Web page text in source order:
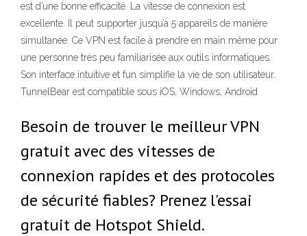
est d’une bonne efficacité. La vitesse de connexion est
excellente. Il peut supporter jusqu’à 5 appareils de manière
simultanée. Ce VPN est facile à prendre en main même pour
une personne très peu familiarisée aux outils informatiques.
Son interface intuitive et fun simplifie la vie de son utilisateur.
TunnelBear est compatible sous iOS, Windows, Android
Besoin de trouver le meilleur VPN
gratuit avec des vitesses de
connexion rapides et des protocoles
de sécurité fiables? Prenez l'essai
gratuit de Hotspot Shield.